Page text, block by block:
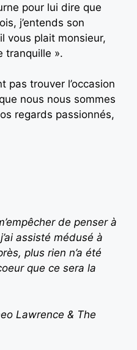
pour lui dire que
j’entends son
vous plait monsieur,
tranquille ».
pas trouver l’occasion
nous nous sommes
regards passionnés,
de penser à
assisté médusé à
plus rien n’a été
que ce sera la
Lawrence & The